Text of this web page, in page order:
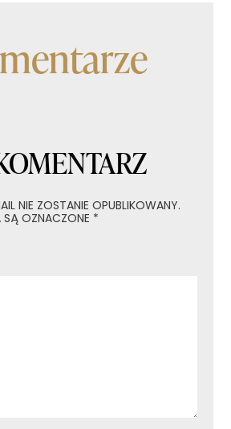
NIE ZOSTANIE OPUBLIKOWANY.
SĄ OZNACZONE *